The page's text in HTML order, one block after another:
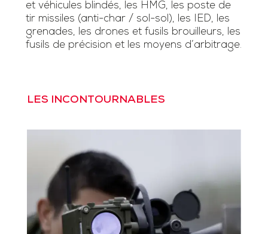
et véhicules blindés, les HMG, les poste de
tir missiles (anti-char / sol-sol), les IED, les
grenades, les drones et fusils brouilleurs, les
fusils de précision et les moyens d’arbitrage.
LES INCONTOURNABLES